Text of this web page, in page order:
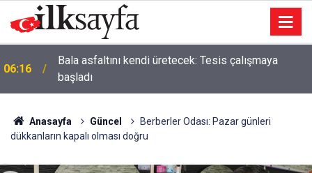
06:16
Bala asfaltını kendi üretecek: Tesis çalışmaya
başladı
Anasayfa Güncel
Berberler Odası: Pazar günleri
dükkanların kapalı olması doğru